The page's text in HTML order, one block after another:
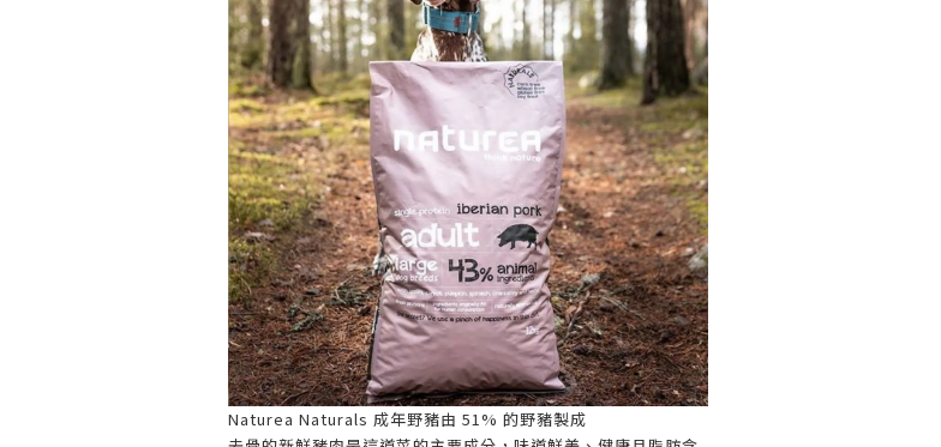
Naturea Naturals 成年野豬由 51% 的野豬製成